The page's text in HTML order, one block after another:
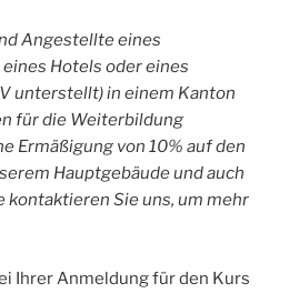
Angestellte eines
eines Hotels oder eines
unterstellt) in einem Kanton
für die Weiterbildung
Ermäßigung von 10% auf den
Hauptgebäude und auch
kontaktieren Sie uns, um mehr
Ihrer Anmeldung für den Kurs